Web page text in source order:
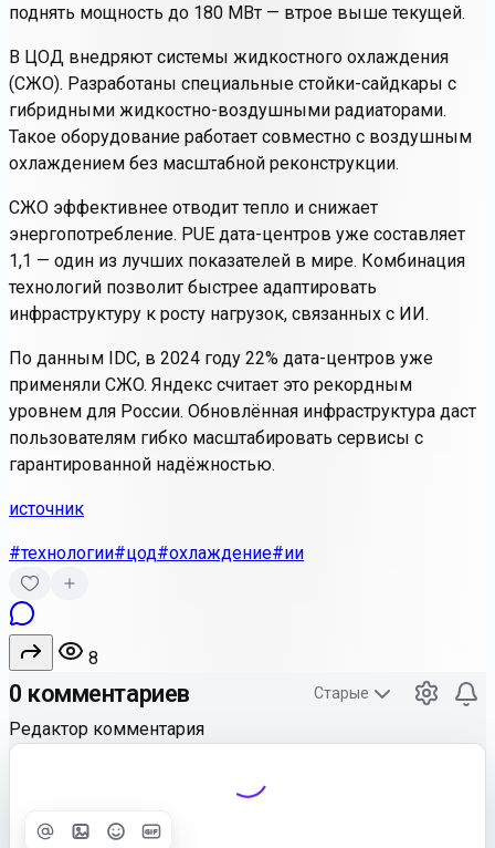
поднять мощность до 180 МВт — втрое выше текущей.
В ЦОД внедряют системы жидкостного охлаждения
(СЖО). Разработаны специальные стойки-сайдкары с
гибридными жидкостно-воздушными радиаторами.
Такое оборудование работает совместно с воздушным
охлаждением без масштабной реконструкции.
СЖО эффективнее отводит тепло и снижает
энергопотребление. PUE дата-центров уже составляет
1,1 — один из лучших показателей в мире. Комбинация
технологий позволит быстрее адаптировать
инфраструктуру к росту нагрузок, связанных с ИИ.
По данным IDC, в 2024 году 22% дата-центров уже
применяли СЖО. Яндекс считает это рекордным
уровнем для России. Обновлённая инфраструктура даст
пользователям гибко масштабировать сервисы с
гарантированной надёжностью.
источник
#технологии#цод#охлаждение#ии
8
0 комментариев Старые
Редактор комментария
Улучшить